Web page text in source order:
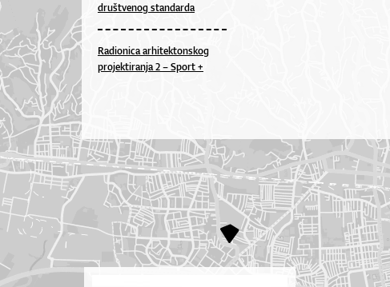
društvenog standarda
Radionica arhitektonskog
projektiranja 2 – Sport +